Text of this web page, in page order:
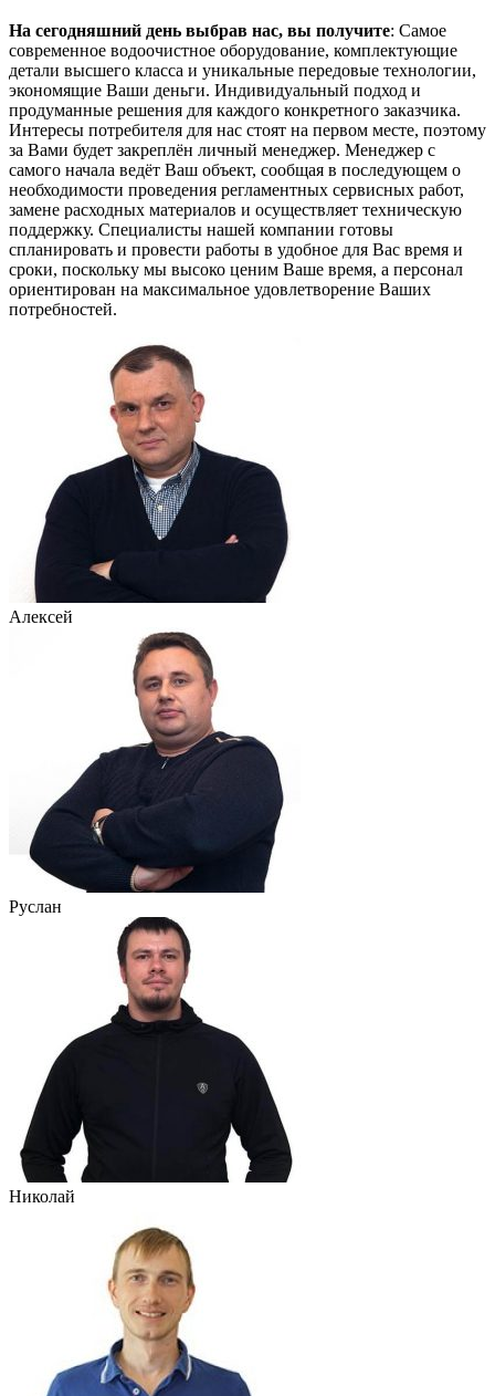
На сегодняшний день выбрав нас, вы получите: Самое
современное водоочистное оборудование, комплектующие
детали высшего класса и уникальные передовые технологии,
экономящие Ваши деньги. Индивидуальный подход и
продуманные решения для каждого конкретного заказчика.
Интересы потребителя для нас стоят на первом месте, поэтому
за Вами будет закреплён личный менеджер. Менеджер с
самого начала ведёт Ваш объект, сообщая в последующем о
необходимости проведения регламентных сервисных работ,
замене расходных материалов и осуществляет техническую
поддержку. Специалисты нашей компании готовы
спланировать и провести работы в удобное для Вас время и
сроки, поскольку мы высоко ценим Ваше время, а персонал
ориентирован на максимальное удовлетворение Ваших
потребностей.
Алексей
Руслан
Николай